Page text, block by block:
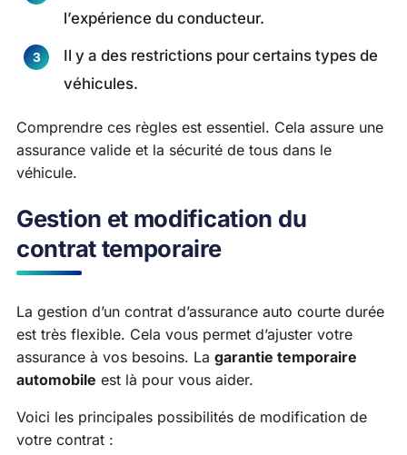
l’expérience du conducteur.
Il y a des restrictions pour certains types de
véhicules.
Comprendre ces règles est essentiel. Cela assure une
assurance valide et la sécurité de tous dans le
véhicule.
Gestion et modification du
contrat temporaire
La gestion d’un contrat d’assurance auto courte durée
est très flexible. Cela vous permet d’ajuster votre
assurance à vos besoins. La garantie temporaire
automobile est là pour vous aider.
Voici les principales possibilités de modification de
votre contrat :